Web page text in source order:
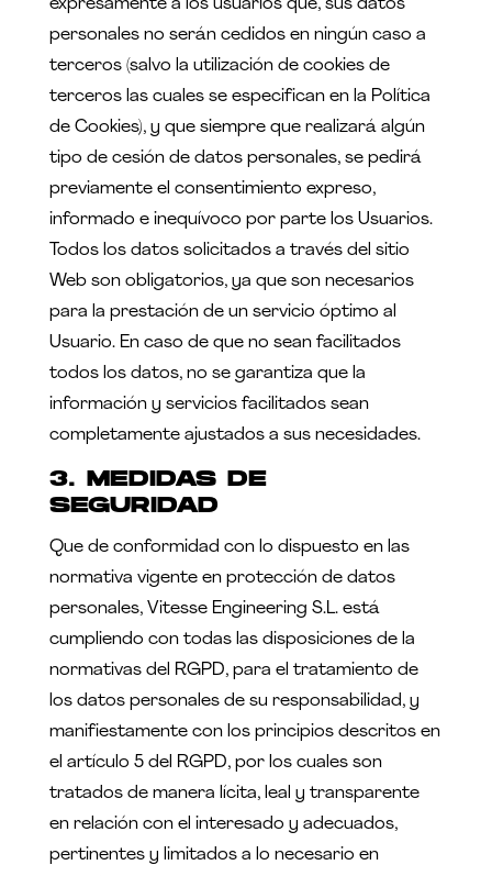
expresamente a los usuarios que, sus datos
personales no serán cedidos en ningún caso a
terceros (salvo la utilización de cookies de
terceros las cuales se especifican en la Política
de Cookies), y que siempre que realizará algún
tipo de cesión de datos personales, se pedirá
previamente el consentimiento expreso,
informado e inequívoco por parte los Usuarios.
Todos los datos solicitados a través del sitio
Web son obligatorios, ya que son necesarios
para la prestación de un servicio óptimo al
Usuario. En caso de que no sean facilitados
todos los datos, no se garantiza que la
información y servicios facilitados sean
completamente ajustados a sus necesidades.
3. MEDIDAS DE
SEGURIDAD
Que de conformidad con lo dispuesto en las
normativa vigente en protección de datos
personales, Vitesse Engineering S.L. está
cumpliendo con todas las disposiciones de la
normativas del RGPD, para el tratamiento de
los datos personales de su responsabilidad, y
manifiestamente con los principios descritos en
el artículo 5 del RGPD, por los cuales son
tratados de manera lícita, leal y transparente
en relación con el interesado y adecuados,
pertinentes y limitados a lo necesario en